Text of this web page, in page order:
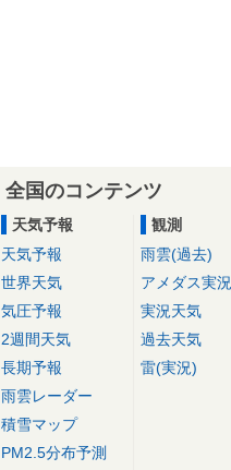
全国のコンテンツ
天気予報
天気予報
世界天気
気圧予報
2週間天気
長期予報
雨雲レーダー
積雪マップ
PM2.5分布予測
観測
雨雲(過去)
アメダス実況
実況天気
過去天気
雷(実況)